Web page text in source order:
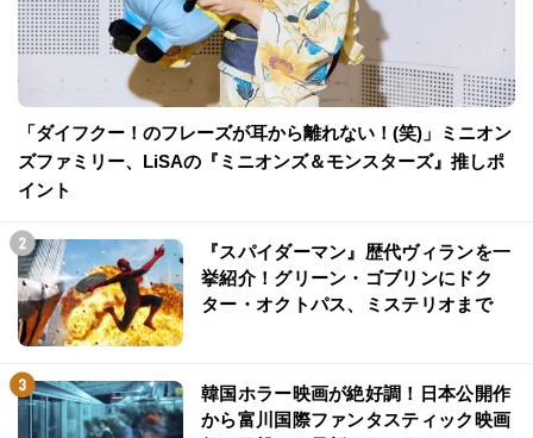
「ダイフクー！のフレーズが耳から離れない！(笑)」ミニオン
ズファミリー、LiSAの『ミニオンズ＆モンスターズ』推しポ
イント
『スパイダーマン』歴代ヴィランを一
挙紹介！グリーン・ゴブリンにドク
ター・オクトパス、ミステリオまで
韓国ホラー映画が絶好調！日本公開作
から富川国際ファンタスティック映画